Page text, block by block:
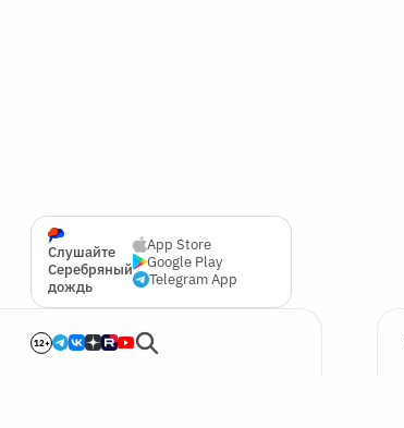
Слушайте
Серебряный
дождь
App Store
Google Play
Telegram App
12+